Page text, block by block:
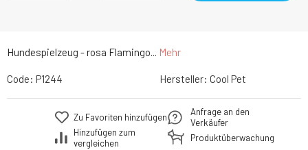
Hundespielzeug - rosa Flamingo... Mehr
Code: P1244 Hersteller: Cool Pet
Zu Favoriten hinzufügen
Hinzufügen zum
vergleichen
Anfrage an den
Verkäufer
Produktüberwachung